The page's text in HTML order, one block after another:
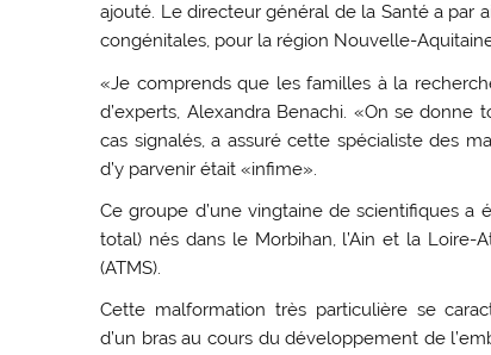
ajouté. Le directeur général de la Santé a par
congénitales, pour la région Nouvelle-
«Je comprends que les familles à la
d’experts, Alexandra Benachi. «On se
cas signalés, a assuré cette spécialiste des
d’y parvenir était «infime».
Ce groupe d’une vingtaine de scientifiques a
total) nés dans le Morbihan, l’Ain et la Loire-
(ATMS).
Cette malformation très particulière se
d’un bras au cours du développement de